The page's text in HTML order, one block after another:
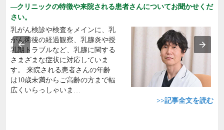
クリニックの特徴や来院される患者さんについてお聞かせくだ
さい。
乳がん検診や検査をメインに、乳
がん術後の経過観察、乳腺炎や授
乳期トラブルなど、乳腺に関する
さまざまな症状に対応していま
す。 来院される患者さんの年齢
は10歳未満からご高齢の方まで幅
広くいらっしゃいま…
>>記事全文を読む